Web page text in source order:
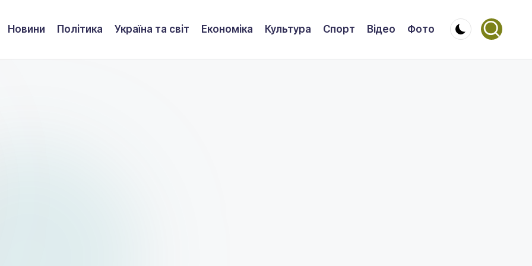
Новини Політика Україна та світ Економіка Культура Спорт Відео Фото